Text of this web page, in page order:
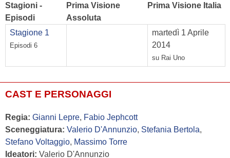
Stagioni -
Episodi
Prima Visione
Assoluta
Prima Visione Italia
Stagione 1
Episodi 6
martedì 1 Aprile
2014
su Rai Uno
CAST E PERSONAGGI
Regia: Gianni Lepre, Fabio Jephcott
Sceneggiatura: Valerio D'Annunzio, Stefania Bertola,
Stefano Voltaggio, Massimo Torre
Ideatori: Valerio D'Annunzio